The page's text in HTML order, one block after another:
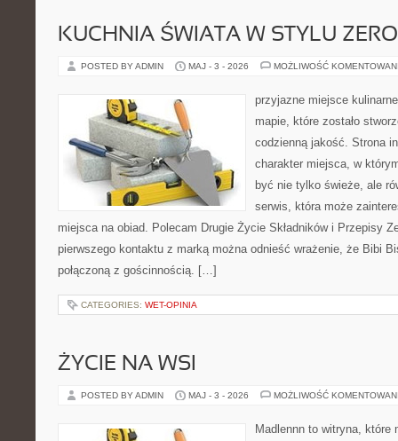
KUCHNIA ŚWIATA W STYLU
POSTED BY ADMIN MAJ - 3 - 2026 MOŻLIWOŚĆ
przyjazne miejsce
mapie, które zostało
codzienną jakość. Strona
charakter miejsca, w
być nie tylko świeże, ale
serwis, która może
miejsca na obiad. Polecam Drugie Życie Składników i Przepisy
pierwszego kontaktu z marką można odnieść wrażenie, że Bibi
połączoną z gościnnością. […]
CATEGORIES: WET-OPINIA
ŻYCIE NA WSI
POSTED BY ADMIN MAJ - 3 - 2026 MOŻLIWOŚĆ
Madlennn to witryna, które